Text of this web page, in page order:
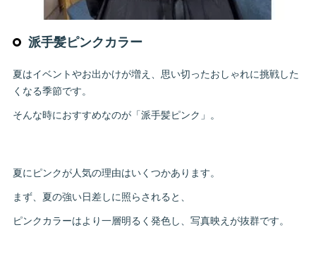
派手髪ピンクカラー
夏はイベントやお出かけが増え、思い切ったおしゃれに挑戦した
くなる季節です。
そんな時におすすめなのが「派手髪ピンク」。
夏にピンクが人気の理由はいくつかあります。
まず、夏の強い日差しに照らされると、
ピンクカラーはより一層明るく発色し、写真映えが抜群です。